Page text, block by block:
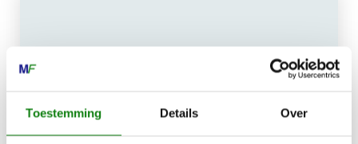
Toestemming Details Over